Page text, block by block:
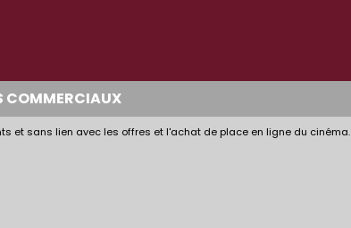
COMMERCIAUX
et sans lien avec les offres et l'achat de place en ligne du cinéma.